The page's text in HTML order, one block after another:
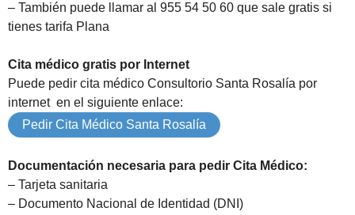
– También puede llamar al 955 54 50 60 que sale gratis si
tienes tarifa Plana
Cita médico gratis por Internet
Puede pedir cita médico Consultorio Santa Rosalía por
internet en el siguiente enlace:
Pedir Cita Médico Santa Rosalía
Documentación necesaria para pedir Cita Médico:
– Tarjeta sanitaria
– Documento Nacional de Identidad (DNI)